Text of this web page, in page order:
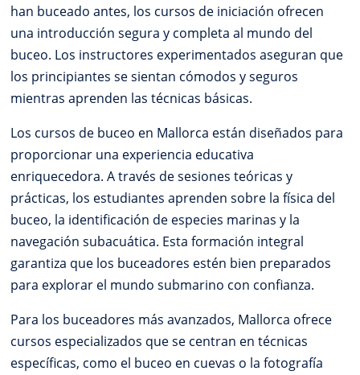
han buceado antes, los cursos de iniciación ofrecen
una introducción segura y completa al mundo del
buceo. Los instructores experimentados aseguran que
los principiantes se sientan cómodos y seguros
mientras aprenden las técnicas básicas.
Los cursos de buceo en Mallorca están diseñados para
proporcionar una experiencia educativa
enriquecedora. A través de sesiones teóricas y
prácticas, los estudiantes aprenden sobre la física del
buceo, la identificación de especies marinas y la
navegación subacuática. Esta formación integral
garantiza que los buceadores estén bien preparados
para explorar el mundo submarino con confianza.
Para los buceadores más avanzados, Mallorca ofrece
cursos especializados que se centran en técnicas
específicas, como el buceo en cuevas o la fotografía